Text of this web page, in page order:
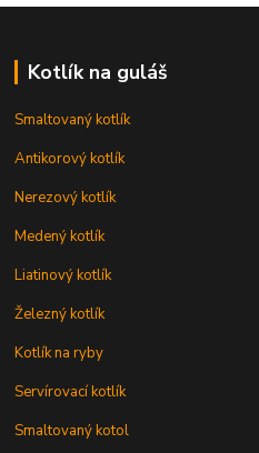
Kotlík na guláš
Smaltovaný kotlík
Antikorový kotlík
Nerezový kotlík
Medený kotlík
Liatinový kotlík
Železný kotlík
Kotlík na ryby
Servírovací kotlík
Smaltovaný kotol